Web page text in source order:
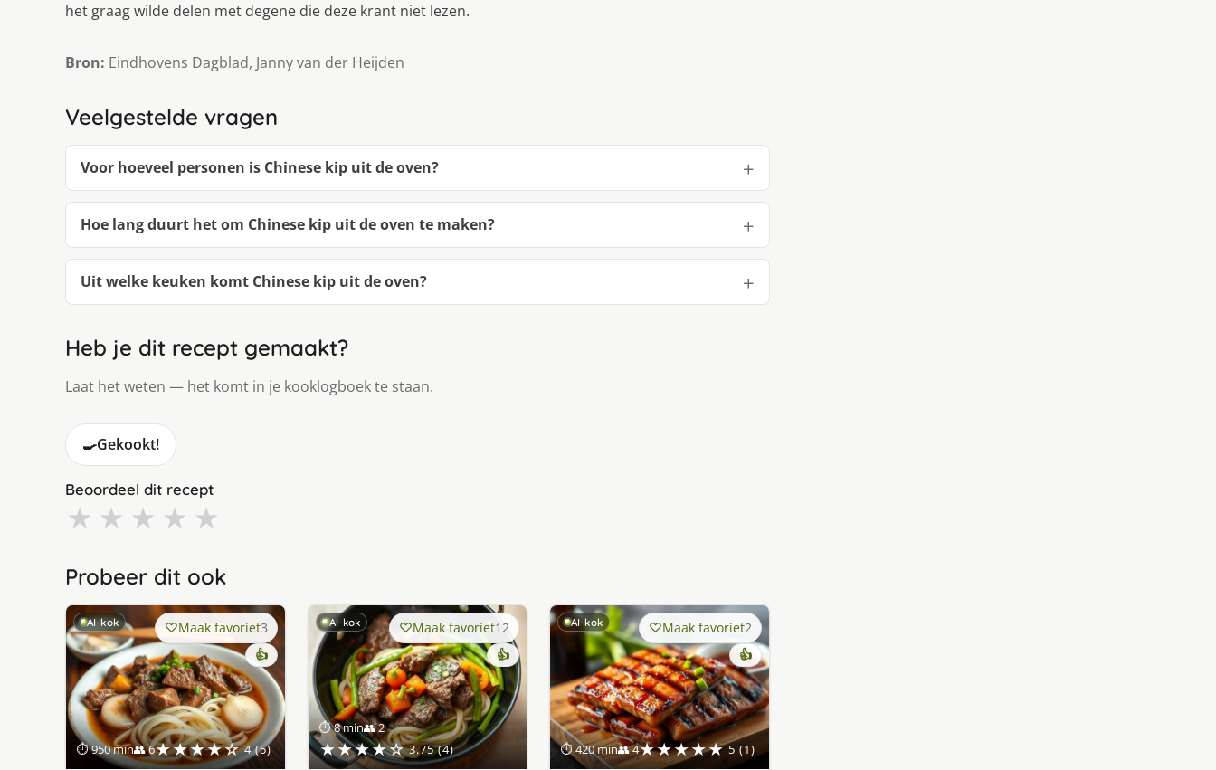
het graag wilde delen met degene die deze krant niet lezen.
Bron: Eindhovens Dagblad, Janny van der Heijden
Veelgestelde vragen
Voor hoeveel personen is Chinese kip uit de oven?
Hoe lang duurt het om Chinese kip uit de oven te maken?
Uit welke keuken komt Chinese kip uit de oven?
Heb je dit recept gemaakt?
Laat het weten — het komt in je kooklogboek te staan.
🍳Gekookt!
Beoordeel dit recept
★ ★ ★ ★ ★
Probeer dit ook
AI-kok
⏱ 950 min👥 6★★★★☆ 4 (5)
Maak favoriet3
👍
AI-kok
⏱ 8 min👥 2
★★★★☆ 3.75 (4)
Maak favoriet12
👍
AI-kok
⏱ 420 min👥 4★★★★★ 5 (1)
Maak favoriet2
👍